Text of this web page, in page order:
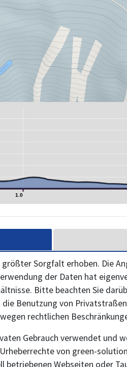
1.0
Sorgfalt erhoben. Die
der Daten hat
Bitte beachten Sie
die Benutzung von
rechtlichen
Gebrauch verwendet und
von green-
betriebenen Webseiten oder